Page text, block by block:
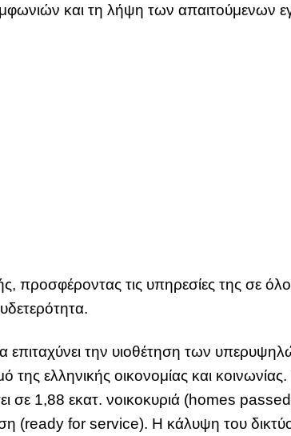
και τη λήψη των απαιτούμενων
προσφέροντας τις υπηρεσίες της σε
επιταχύνει την υιοθέτηση των
ελληνικής οικονομίας και
σε 1,88 εκατ. νοικοκυριά (homes
(ready for service). Η κάλυψη του